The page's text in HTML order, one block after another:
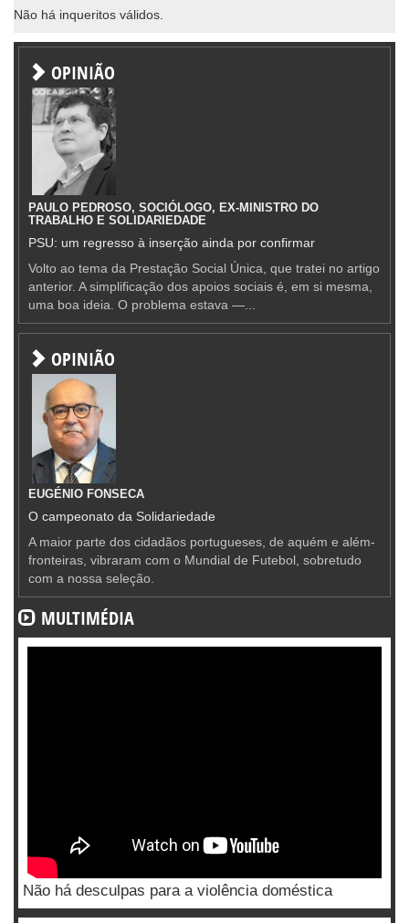
Não há inqueritos válidos.
OPINIÃO
PAULO PEDROSO, SOCIÓLOGO, EX-MINISTRO DO
TRABALHO E SOLIDARIEDADE
PSU: um regresso à inserção ainda por confirmar
Volto ao tema da Prestação Social Única, que tratei no artigo
anterior. A simplificação dos apoios sociais é, em si mesma,
uma boa ideia. O problema estava —...
OPINIÃO
EUGÉNIO FONSECA
O campeonato da Solidariedade
A maior parte dos cidadãos portugueses, de aquém e além-
fronteiras, vibraram com o Mundial de Futebol, sobretudo
com a nossa seleção.
MULTIMÉDIA
Não há desculpas para a violência doméstica